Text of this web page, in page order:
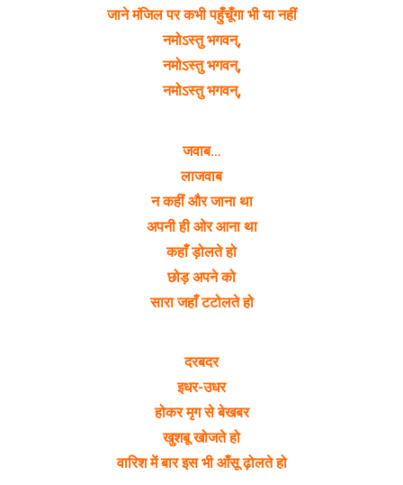
जाने मंजिल पर कभी पहुँचू‌ँगा भी या नहीं
नमोऽस्तु भगवन्,
नमोऽस्तु भगवन्,
नमोऽस्तु भगवन्,
जवाब…
लाजवाब
न कहीं और जाना था
अपनी ही ओर आना था
कहाँ ड़ोलते हो
छोड़ अपने को
सारा जहाँ टटोलते हो
दरबदर
इधर-उधर
होकर मृग से बेखबर
खुशबू खोजते हो
वारिश में बार इस भी आँसू ढ़ोलते हो